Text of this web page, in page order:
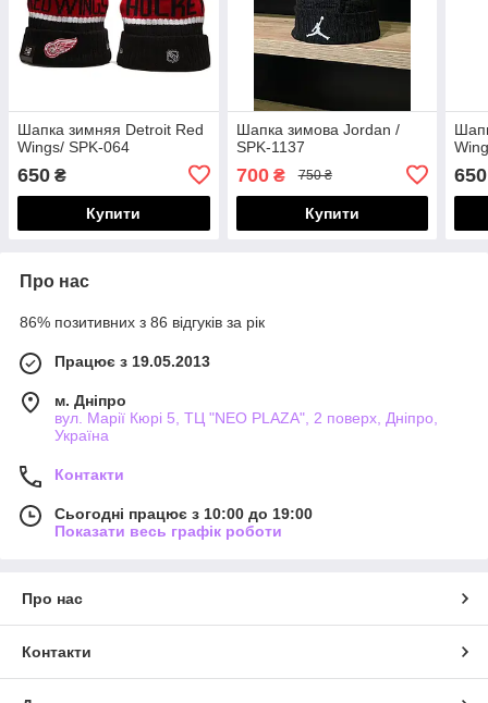
Шапка зимняя Detroit Red
Wings/ SPK-064
650 ₴
Купити
Шапка зимова Jordan /
SPK-1137
700₴ 750 ₴
Купити
650
Про нас
86% позитивних з 86 відгуків за рік
Працює з 19.05.2013
м. Дніпро
вул. Марії Кюрі 5, ТЦ "NEO PLAZA", 2 поверх, Дніпро,
Україна
Контакти
Сьогодні працює з 10:00 до 19:00
Показати весь графік роботи
Про нас
Контакти